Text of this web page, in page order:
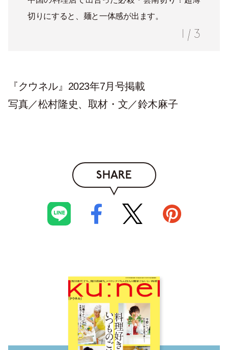
切りにすると、麺と一体感が出ます。
1 / 3
『クウネル』2023年7月号掲載
写真／松村隆史、取材・文／鈴木麻子
SHARE